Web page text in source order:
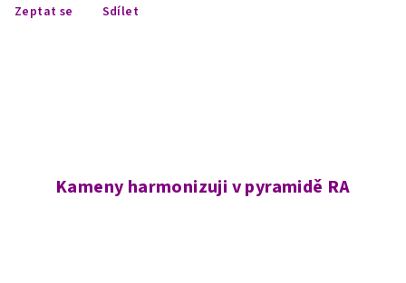
Zeptat se Sdílet
Kameny harmonizuji v pyramidě RA